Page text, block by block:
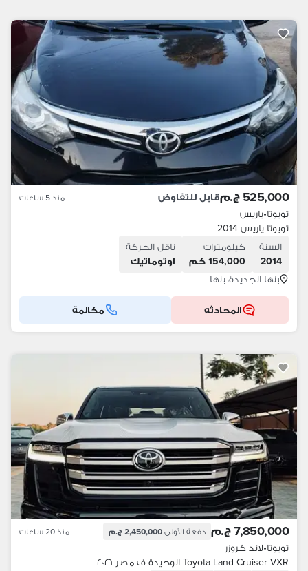
525,000 ج.م قابل للتفاوض منذ 5 ساعات
تويوتا•ياريس
تويوتا ياريس 2014
السنة
2014
كيلومترات
154,000 كم
ناقل الحركة
اوتوماتيك
بنها الجديدة، بنها
المحادثه مكالمة
7,850,000 ج.م دفعة الأولى 2,450,000 ج.م منذ 20 ساعات
تويوتا•لاند كروزر
Toyota Land Cruiser VXR الوحيدة ف مصر ٢٠٢٦